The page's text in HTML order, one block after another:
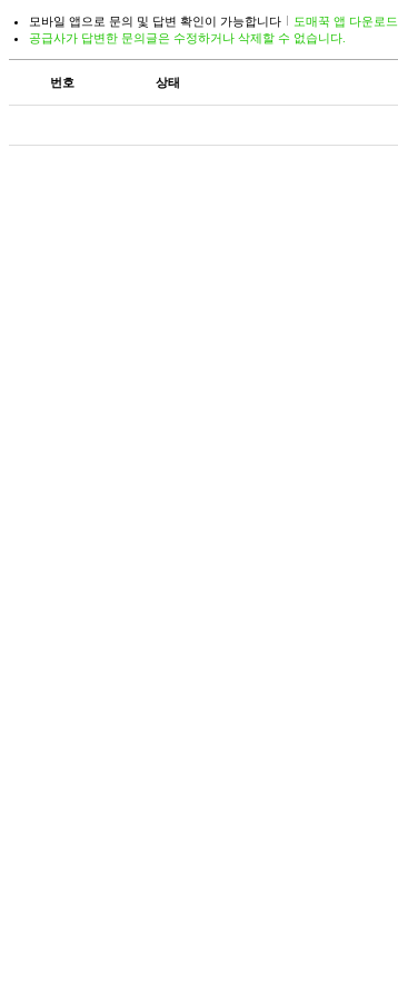
모바일 앱으로 문의 및 답변 확인이 가능합니다
도매꾹 앱 다운로드
공급사가 답변한 문의글은 수정하거나 삭제할 수 없습니다.
번호 상태